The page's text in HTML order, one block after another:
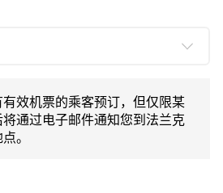
效机票的乘客预订，但仅限某
通过电子邮件通知您到法兰克
。